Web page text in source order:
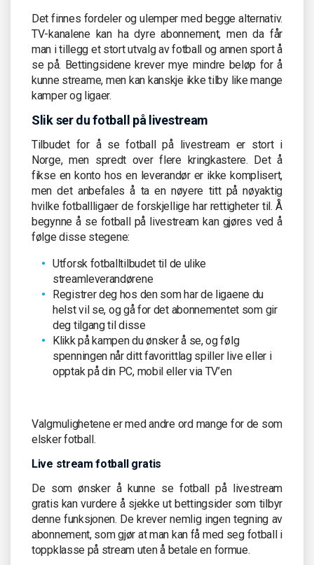
Det finnes fordeler og ulemper med begge alternativ.
TV-kanalene kan ha dyre abonnement, men da får
man i tillegg et stort utvalg av fotball og annen sport å
se på. Bettingsidene krever mye mindre beløp for å
kunne streame, men kan kanskje ikke tilby like mange
kamper og ligaer.
Slik ser du fotball på livestream
Tilbudet for å se fotball på livestream er stort i
Norge, men spredt over flere kringkastere. Det å
fikse en konto hos en leverandør er ikke komplisert,
men det anbefales å ta en nøyere titt på nøyaktig
hvilke fotballligaer de forskjellige har rettigheter til. Å
begynne å se fotball på livestream kan gjøres ved å
følge disse stegene:
Utforsk fotballtilbudet til de ulike
streamleverandørene
Registrer deg hos den som har de ligaene du
helst vil se, og gå for det abonnementet som gir
deg tilgang til disse
Klikk på kampen du ønsker å se, og følg
spenningen når ditt favorittlag spiller live eller i
opptak på din PC, mobil eller via TV’en
Valgmulighetene er med andre ord mange for de som
elsker fotball.
Live stream fotball gratis
De som ønsker å kunne se fotball på livestream
gratis kan vurdere å sjekke ut bettingsider som tilbyr
denne funksjonen. De krever nemlig ingen tegning av
abonnement, som gjør at man kan få med seg fotball i
toppklasse på stream uten å betale en formue.